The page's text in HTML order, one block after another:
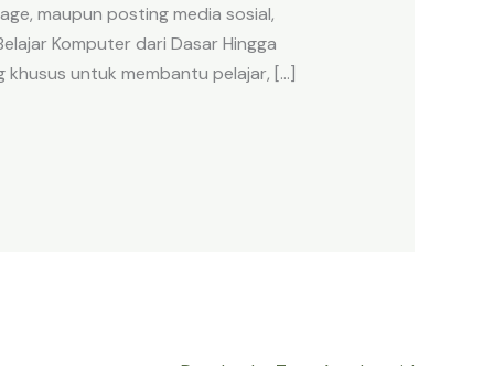
maupun posting media sosial,
Komputer dari Dasar Hingga
khusus untuk membantu pelajar, […]